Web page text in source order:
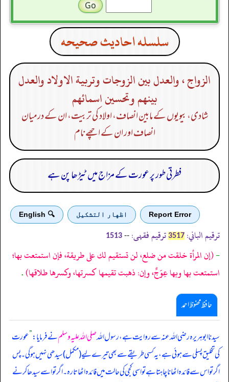
سلسله احاديث صحيحه
الزواج ، والعدل بين الزوجات وتربية الاولاد والعدل
بينهم وتحسين اسمائهم
شادی، بیویوں کے مابین انصاف، اولاد کی تربیت، ان کے درمیان
انصاف اور ان کے اچھے نام
فطرتی طور پر عورت کے مزاج میں ٹیڑھا پن ہے
Report Error اظهار التشكيل 🔍 English
ترقیم الباني: 3517 ترقیم فقہی: --
1513
-(إن المرأة خلقت من ضلع، لن تستقيم لك على طريقة، فإن استمتعت بها؛
استمتعت بها وبها عِوَجٌ، وإن: ذهبت تقيمها كسرتها، وكسرها طلاقها).
حافظ محفوظ احمد
سیدنا ابوہریرہ رضی اللہ عنہ سے روایت ہے، رسول اللہصلی اللہ علیہ وسلمنے فرمایا:”عورت
کی تخلیق پسلی سے ہوئی ہے، یہ کسی طریقے سے بھی تیرے لیے (مکمل) سیدھی نہیں ہو گی۔ پس
اگر تو اس سے فائدہ اٹھانا چاہتا ہے تو اسی کجی کی حالت میں فائدہ اٹھاتا رہ۔ اگر تو اسے سیدھا کرنے